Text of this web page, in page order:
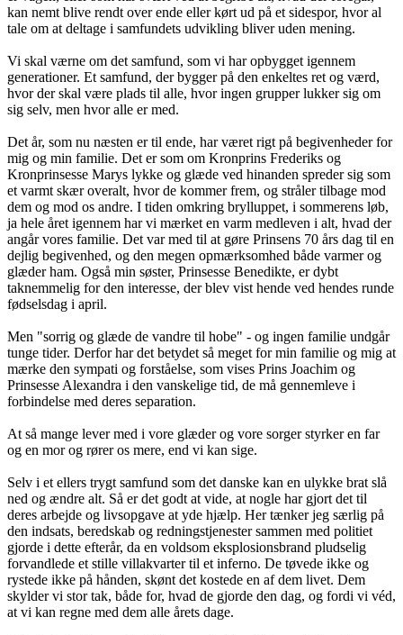
kan nemt blive rendt over ende eller kørt ud på et sidespor, hvor al
tale om at deltage i samfundets udvikling bliver uden mening.
Vi skal værne om det samfund, som vi har opbygget igennem
generationer. Et samfund, der bygger på den enkeltes ret og værd,
hvor der skal være plads til alle, hvor ingen grupper lukker sig om
sig selv, men hvor alle er med.
Det år, som nu næsten er til ende, har været rigt på begivenheder for
mig og min familie. Det er som om Kronprins Frederiks og
Kronprinsesse Marys lykke og glæde ved hinanden spreder sig som
et varmt skær overalt, hvor de kommer frem, og stråler tilbage mod
dem og mod os andre. I tiden omkring brylluppet, i sommerens løb,
ja hele året igennem har vi mærket en varm medleven i alt, hvad der
angår vores familie. Det var med til at gøre Prinsens 70 års dag til en
dejlig begivenhed, og den megen opmærksomhed både varmer og
glæder ham. Også min søster, Prinsesse Benedikte, er dybt
taknemmelig for den interesse, der blev vist hende ved hendes runde
fødselsdag i april.
Men "sorrig og glæde de vandre til hobe" - og ingen familie undgår
tunge tider. Derfor har det betydet så meget for min familie og mig at
mærke den sympati og forståelse, som vises Prins Joachim og
Prinsesse Alexandra i den vanskelige tid, de må gennemleve i
forbindelse med deres separation.
At så mange lever med i vore glæder og vore sorger styrker en far
og en mor og rører os mere, end vi kan sige.
Selv i et ellers trygt samfund som det danske kan en ulykke brat slå
ned og ændre alt. Så er det godt at vide, at nogle har gjort det til
deres arbejde og livsopgave at yde hjælp. Her tænker jeg særlig på
den indsats, beredskab og redningstjenester sammen med politiet
gjorde i dette efterår, da en voldsom eksplosionsbrand pludselig
forvandlede et stille villakvarter til et inferno. De tøvede ikke og
rystede ikke på hånden, skønt det kostede en af dem livet. Dem
skylder vi stor tak, både for, hvad de gjorde den dag, og fordi vi véd,
at vi kan regne med dem alle årets dage.